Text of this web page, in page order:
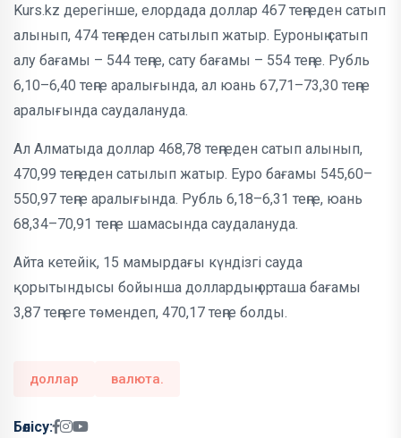
Kurs.kz дерегінше, елордада доллар 467 теңгеден сатып
алынып, 474 теңгеден сатылып жатыр. Еуроның сатып
алу бағамы – 544 теңге, сату бағамы – 554 теңге. Рубль
6,10–6,40 теңге аралығында, ал юань 67,71–73,30 теңге
аралығында саудалануда.
Ал Алматыда доллар 468,78 теңгеден сатып алынып,
470,99 теңгеден сатылып жатыр. Еуро бағамы 545,60–
550,97 теңге аралығында. Рубль 6,18–6,31 теңге, юань
68,34–70,91 теңге шамасында саудалануда.
Айта кетейік, 15 мамырдағы күндізгі сауда
қорытындысы бойынша доллардың орташа бағамы
3,87 теңгеге төмендеп, 470,17 теңге болды.
доллар валюта.
Бөлісу: